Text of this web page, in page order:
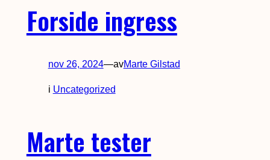
Forside ingress
nov 26, 2024—avMarte Gilstad
i Uncategorized
Marte tester